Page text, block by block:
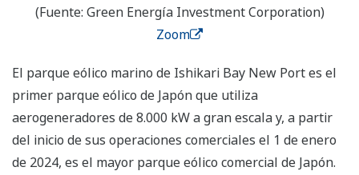
(Fuente: Green Energía Investment Corporation)
Zoom
El parque eólico marino de Ishikari Bay New Port es el
primer parque eólico de Japón que utiliza
aerogeneradores de 8.000 kW a gran escala y, a partir
del inicio de sus operaciones comerciales el 1 de enero
de 2024, es el mayor parque eólico comercial de Japón.